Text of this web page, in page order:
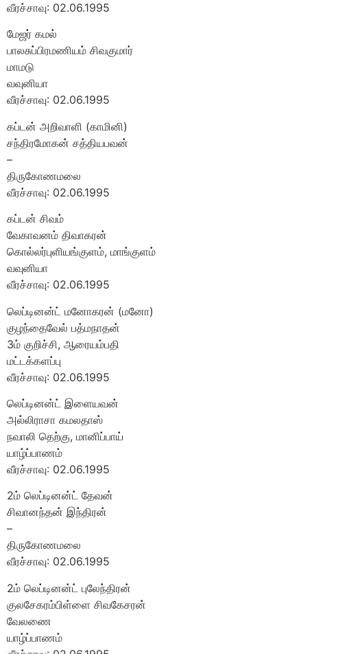
வீரச்சாவு: 02.06.1995
மேஜர் கமல்
பாலசுப்பிரமணியம் சிவகுமார்
மாமடு
வவுனியா
வீரச்சாவு: 02.06.1995
கப்டன் அறிவாளி (காமினி)
சந்திரமோகன் சத்தியபவன்
–
திருகோணமலை
வீரச்சாவு: 02.06.1995
கப்டன் சிவம்
வேகாவனம் திவாகரன்
கொல்லர்புளியங்குளம், மாங்குளம்
வவுனியா
வீரச்சாவு: 02.06.1995
லெப்டினன்ட் மனோகரன் (மனோ)
குழந்தைவேல் பத்மநாதன்
3ம் குறிச்சி, ஆரையம்பதி
மட்டக்களப்பு
வீரச்சாவு: 02.06.1995
லெப்டினன்ட் இளையவன்
அல்லிராசா கமலதாஸ்
நவாலி தெற்கு, மானிப்பாய்
யாழ்ப்பாணம்
வீரச்சாவு: 02.06.1995
2ம் லெப்டினன்ட் தேவன்
சிவானந்தன் இந்திரன்
–
திருகோணமலை
வீரச்சாவு: 02.06.1995
2ம் லெப்டினன்ட் புலேந்திரன்
குலசேகரம்பிள்ளை சிவகேசரன்
வேலணை
யாழ்ப்பாணம்